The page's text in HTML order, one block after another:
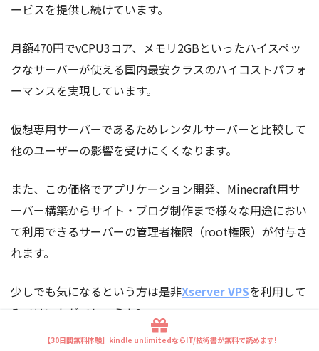
ービスを提供し続けています。
月額470円でvCPU3コア、メモリ2GBといったハイスペッ
クなサーバーが使える国内最安クラスのハイコストパフォ
ーマンスを実現しています。
仮想専用サーバーであるためレンタルサーバーと比較して
他のユーザーの影響を受けにくくなります。
また、この価格でアプリケーション開発、Minecraft用サ
ーバー構築からサイト・ブログ制作まで様々な用途におい
て利用できるサーバーの管理者権限（root権限）が付与さ
れます。
少しでも気になるという方は是非Xserver VPSを利用して
みてはいかがでしょうか?
【30日間無料体験】kindle unlimitedならIT/技術書が無料で読めます!